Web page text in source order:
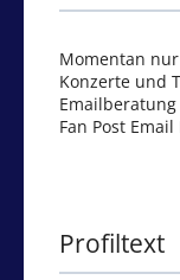
Momentan
Konzerte und
Fan Post
Profiltext